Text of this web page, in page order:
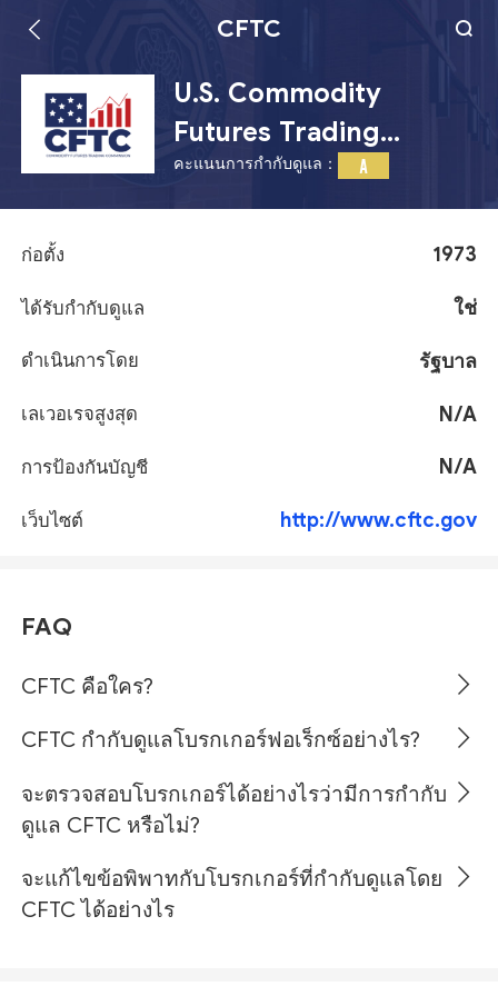
CFTC
U.S. Commodity
Futures Trading
Commission
คะแนนการกำกับดูแล： A
ก่อตั้ง 1973
ได้รับกำกับดูแล ใช่
ดำเนินการโดย รัฐบาล
เลเวอเรจสูงสุด N/A
การป้องกันบัญชี N/A
เว็บไซต์ http://www.cftc.gov
FAQ
CFTC คือใคร?
CFTC กำกับดูแลโบรกเกอร์ฟอเร็กซ์อย่างไร?
จะตรวจสอบโบรกเกอร์ได้อย่างไรว่ามีการกำกับ
ดูแล CFTC หรือไม่?
จะแก้ไขข้อพิพาทกับโบรกเกอร์ที่กำกับดูแลโดย
CFTC ได้อย่างไร